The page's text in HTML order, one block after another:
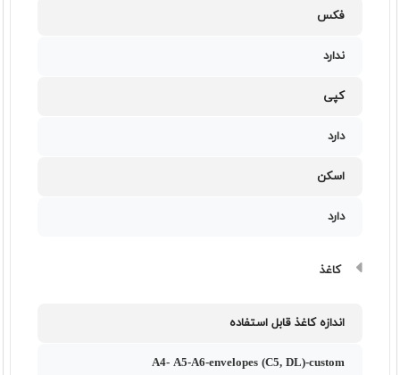
فکس
ندارد
کپی
دارد
اسکن
دارد
کاغذ
اندازه کاغذ قابل استفاده
A4- A5-A6-envelopes (C5, DL)-custom